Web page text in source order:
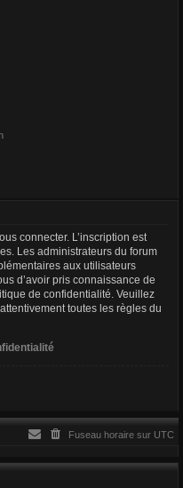
connecter. L’inscription est
Les administrateurs du forum
aux utilisateurs
d’avoir pris connaissance de
de confidentialité. Veuillez
toutes les règles du
Fuseau horaire sur UTC